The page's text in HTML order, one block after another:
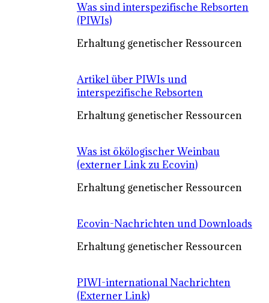
Was sind interspezifische Rebsorten
(PIWIs)
Erhaltung genetischer Ressourcen
Artikel über PIWIs und
interspezifische Rebsorten
Erhaltung genetischer Ressourcen
Was ist ökölogischer Weinbau
(externer Link zu Ecovin)
Erhaltung genetischer Ressourcen
Ecovin-Nachrichten und Downloads
Erhaltung genetischer Ressourcen
PIWI-international Nachrichten
(Externer Link)